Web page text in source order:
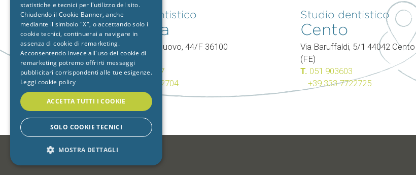
Studio dentistico
Vicenza
V.le Mercato Nuovo, 44/F 36100
Vicenza (VI)
T.0444 960057
+39 392 9402704
Studio dentistico
Cento
Via Baruffaldi, 5/1 44042 Cento
(FE)
T. 051 903603
+39 333 7722725
-
statistiche e tecnici per l'utilizzo del sito.
Chiudendo il Cookie Banner, anche
mediante il simbolo "X", o accettando solo i
cookie tecnici, continuerai a navigare in
assenza di cookie di remarketing.
Acconsentendo invece all'uso dei cookie di
remarketing potremo offrirti messaggi
pubblicitari corrispondenti alle tue esigenze.
Leggi cookie policy
ACCETTA TUTTI I COOKIE
SOLO COOKIE TECNICI
MOSTRA DETTAGLI